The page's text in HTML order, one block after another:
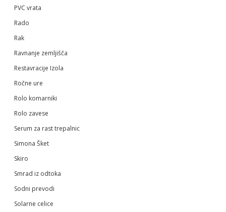
PVC vrata
Rado
Rak
Ravnanje zemljišča
Restavracije Izola
Ročne ure
Rolo komarniki
Rolo zavese
Serum za rast trepalnic
Simona Šket
Skiro
Smrad iz odtoka
Sodni prevodi
Solarne celice